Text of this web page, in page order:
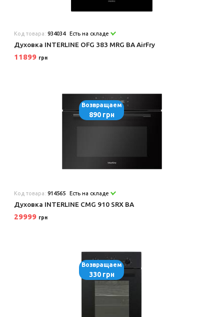
Код товара:934034 Есть на складе
Духовка INTERLINE OFG 383 MRG BA AirFry
11899 грн
Возвращаем
890 грн
Код товара:914565 Есть на складе
Духовка INTERLINE CMG 910 SRX BA
29999 грн
Возвращаем
330 грн